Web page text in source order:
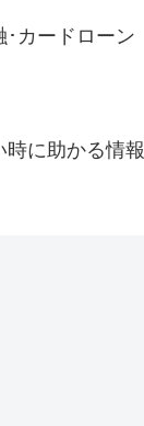
･カードローン
時に助かる情報